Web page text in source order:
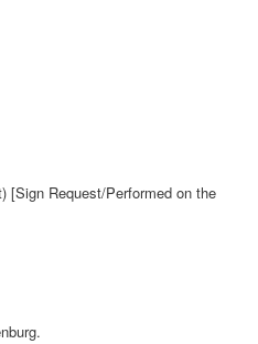
[Sign Request/Performed on the